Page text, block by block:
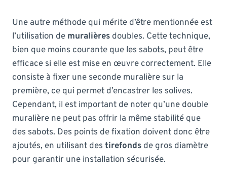
Une autre méthode qui mérite d’être mentionnée est
l’utilisation de muralières doubles. Cette technique,
bien que moins courante que les sabots, peut être
efficace si elle est mise en œuvre correctement. Elle
consiste à fixer une seconde muralière sur la
première, ce qui permet d’encastrer les solives.
Cependant, il est important de noter qu’une double
muralière ne peut pas offrir la même stabilité que
des sabots. Des points de fixation doivent donc être
ajoutés, en utilisant des tirefonds de gros diamètre
pour garantir une installation sécurisée.